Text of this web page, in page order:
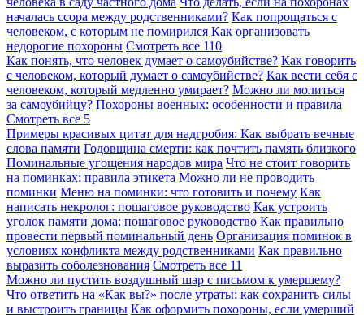
началась ссора между родственниками? Как попрощаться с
человеком, с которым не помирился Как организовать
недорогие похороны Смотреть все 110
Как понять, что человек думает о самоубийстве? Как говорить
с человеком, который думает о самоубийстве? Как вести себя с
человеком, который медленно умирает? Можно ли молиться
за самоубийцу? Похороны военных: особенности и правила
Смотреть все 5
Примеры красивых цитат для надгробия: Как выбрать вечные
слова памяти Годовщина смерти: как почтить память близкого
Поминальные угощения народов мира Что не стоит говорить
на поминках: правила этикета Можно ли не проводить
поминки Меню на поминки: что готовить и почему Как
написать некролог: пошаговое руководство Как устроить
уголок памяти дома: пошаговое руководство Как правильно
провести первый поминальный день Организация поминок в
условиях конфликта между родственниками Как правильно
выразить соболезнования Смотреть все 11
Можно ли пустить воздушный шар с письмом к умершему?
Что ответить на «Как вы?» после утраты: как сохранить силы
и выстроить границы Как оформить похороны, если умерший